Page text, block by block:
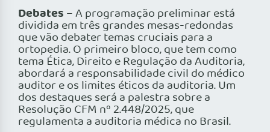
Debates – A programação preliminar está
dividida em três grandes mesas-redondas
que vão debater temas cruciais para a
ortopedia. O primeiro bloco, que tem como
tema Ética, Direito e Regulação da Auditoria,
abordará a responsabilidade civil do médico
auditor e os limites éticos da auditoria. Um
dos destaques será a palestra sobre a
Resolução CFM nº 2.448/2025, que
regulamenta a auditoria médica no Brasil.